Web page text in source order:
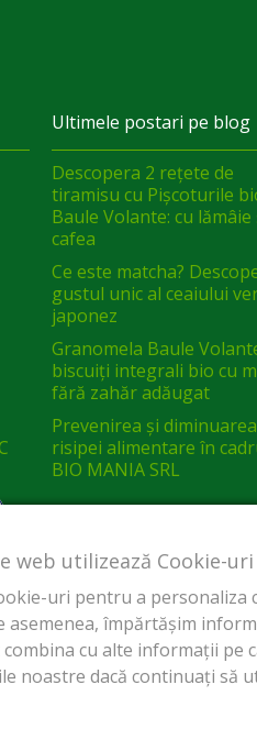
Ultimele postari pe blog
Descopera 2 rețete de
tiramisu cu Pișcoturile
Baule Volante: cu lămâie
cafea
Ce este matcha?
gustul unic al ceaiului
japonez
Granomela Baule
biscuiți integrali bio cu
fără zahăr adăugat
Prevenirea și diminuarea
risipei alimentare în
BIO MANIA SRL
web utilizează Cookie-uri
uri pentru a
asemenea, împărtășim
cu alte informații pe
noastre dacă continuați să